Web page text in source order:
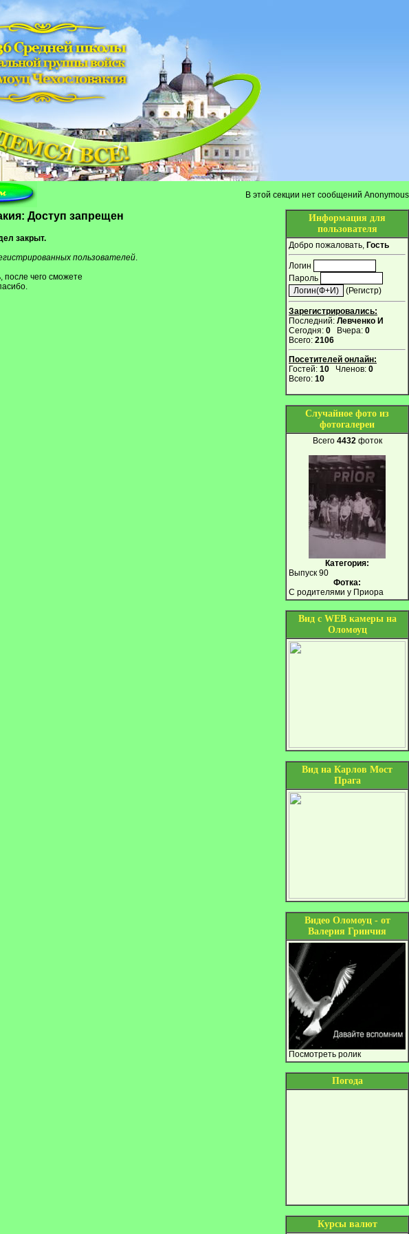
В этой секции нет сообщений Anonymous
Доступ запрещен
закрыт.
пользователей.
, после чего сможете
Информация для
пользователя
Добро пожаловать, Гость
Логин
Пароль
(Регистр)
Зарегистрировались:
Последний: Левченко И
Сегодня: 0 Вчера: 0
Всего: 2106
Посетителей онлайн:
Гостей: 10 Членов: 0
Всего: 10
Случайное фото из
фотогалереи
Всего4432фоток
Категория:
Выпуск 90
Фотка:
С родителями у Приора
Вид с WEB камеры на
Оломоуц
Вид на Карлов Мост
Прага
Видео Оломоуц - от
Валерия Гринчия
Посмотреть ролик
Погода
Курсы валют